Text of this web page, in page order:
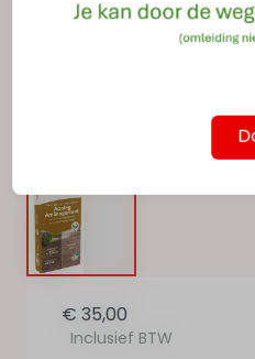
€ 35,00
Inclusief BTW